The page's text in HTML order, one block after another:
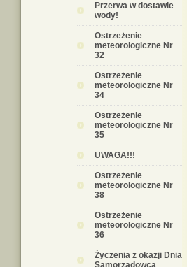
Przerwa w dostawie
wody!
Ostrzeżenie
meteorologiczne Nr
32
Ostrzeżenie
meteorologiczne Nr
34
Ostrzeżenie
meteorologiczne Nr
35
UWAGA!!!
Ostrzeżenie
meteorologiczne Nr
38
Ostrzeżenie
meteorologiczne Nr
36
Życzenia z okazji Dnia
Samorządowca